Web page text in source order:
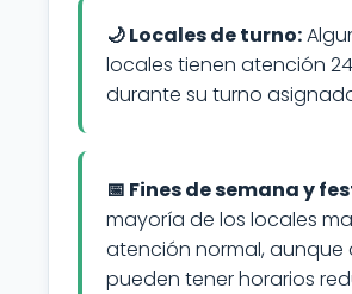
🌙 Locales de turno:
locales tienen atención
durante su turno
📅 Fines de semana y
mayoría de los locales
atención normal, aunque
pueden tener horarios